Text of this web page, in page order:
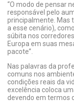
“O modo de pensar
responsável pelo
principalmente. Mas
a esse cenário),
súbita nos
Europa em suas
pacote”.
Nas palavras da
comuns nos
condições reais da
excelência coloca
devendo em termos